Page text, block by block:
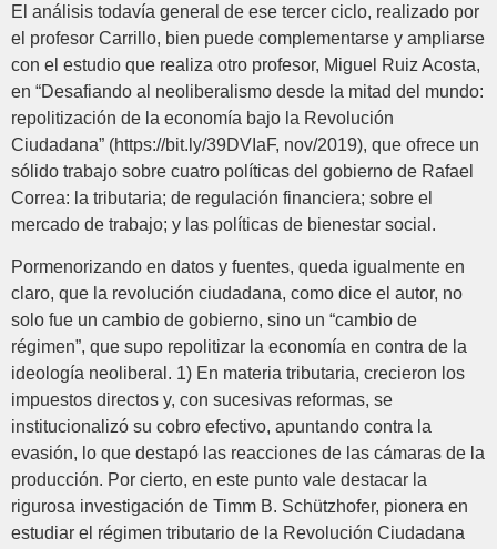
El análisis todavía general de ese tercer ciclo, realizado por
el profesor Carrillo, bien puede complementarse y ampliarse
con el estudio que realiza otro profesor, Miguel Ruiz Acosta,
en “Desafiando al neoliberalismo desde la mitad del mundo:
repolitización de la economía bajo la Revolución
Ciudadana” (https://bit.ly/39DVIaF, nov/2019), que ofrece un
sólido trabajo sobre cuatro políticas del gobierno de Rafael
Correa: la tributaria; de regulación financiera; sobre el
mercado de trabajo; y las políticas de bienestar social.
Pormenorizando en datos y fuentes, queda igualmente en
claro, que la revolución ciudadana, como dice el autor, no
solo fue un cambio de gobierno, sino un “cambio de
régimen”, que supo repolitizar la economía en contra de la
ideología neoliberal. 1) En materia tributaria, crecieron los
impuestos directos y, con sucesivas reformas, se
institucionalizó su cobro efectivo, apuntando contra la
evasión, lo que destapó las reacciones de las cámaras de la
producción. Por cierto, en este punto vale destacar la
rigurosa investigación de Timm B. Schützhofer, pionera en
estudiar el régimen tributario de la Revolución Ciudadana